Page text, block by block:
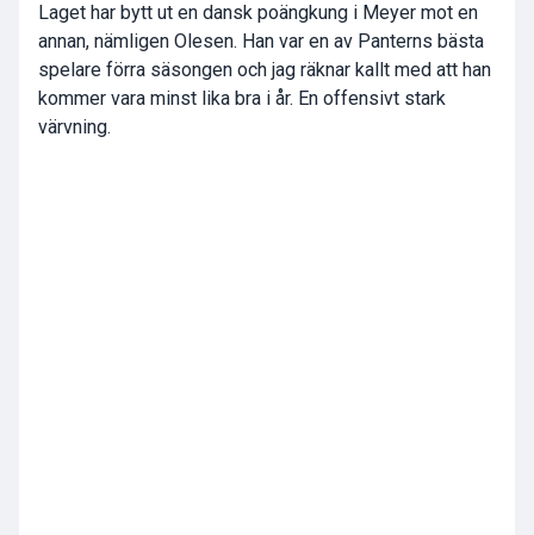
Laget har bytt ut en dansk poängkung i Meyer mot en
annan, nämligen Olesen. Han var en av Panterns bästa
spelare förra säsongen och jag räknar kallt med att han
kommer vara minst lika bra i år. En offensivt stark
värvning.